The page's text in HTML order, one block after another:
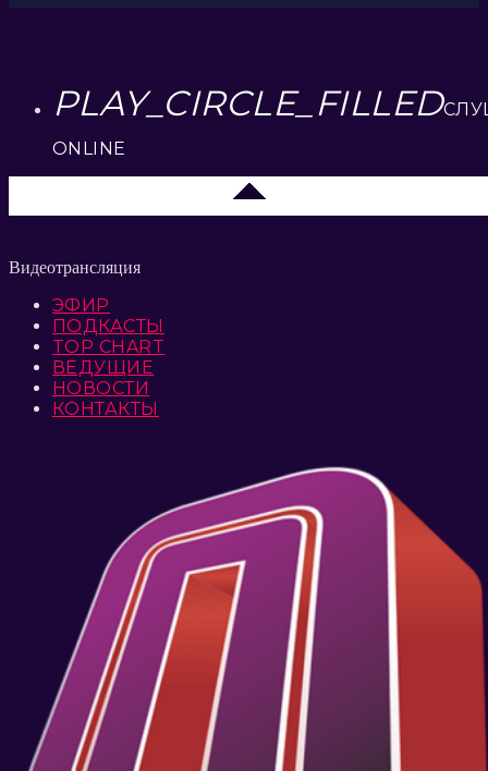
PLAY_CIRCLE_FILLED
ONLINE
Видеотрансляция
ЭФИР
ПОДКАСТЫ
TOP CHART
ВЕДУЩИЕ
НОВОСТИ
КОНТАКТЫ